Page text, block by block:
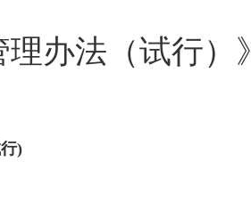
办法（试行）》
)